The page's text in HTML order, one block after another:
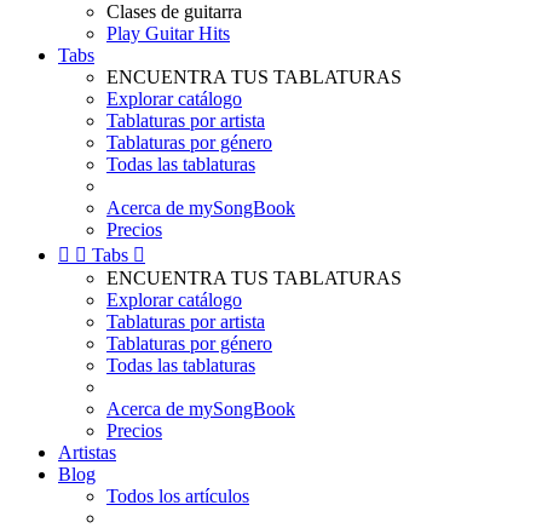
Clases de guitarra
Play Guitar Hits
Tabs
ENCUENTRA TUS TABLATURAS
Explorar catálogo
Tablaturas por artista
Tablaturas por género
Todas las tablaturas
Acerca de mySongBook
Precios
  Tabs 
ENCUENTRA TUS TABLATURAS
Explorar catálogo
Tablaturas por artista
Tablaturas por género
Todas las tablaturas
Acerca de mySongBook
Precios
Artistas
Blog
Todos los artículos